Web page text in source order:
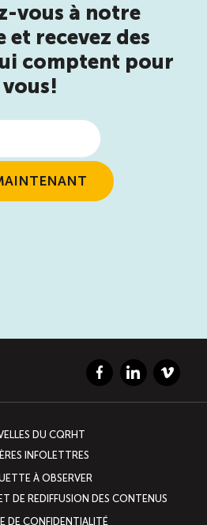
vous à notre
recevez des
comptent pour
vous!
FacebookLinkedInVimeo
DU CQRHT
INFOLETTRES
À OBSERVER
DE REDIFFUSION DES CONTENUS
DE CONFIDENTIALITÉ